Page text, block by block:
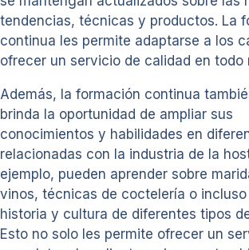
tendencias, técnicas y productos. La
continua les permite adaptarse a los
ofrecer un servicio de calidad en todo
Además, la formación continua
brinda la oportunidad de ampliar sus
conocimientos y habilidades en
relacionadas con la industria de la
ejemplo, pueden aprender sobre
vinos, técnicas de coctelería o incluso
historia y cultura de diferentes tipos
Esto no solo les permite ofrecer un